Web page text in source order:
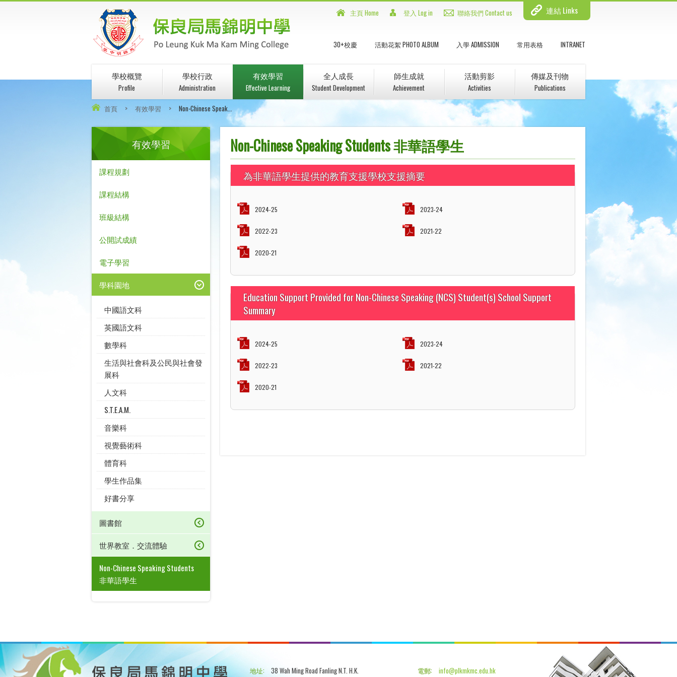
主頁 Home 登入 Log in 聯絡我們 Contact us 連結 Links
30+校慶 活動花絮 PHOTO ALBUM 入學 ADMISSION 常用表格 INTRANET
學校概覽
Profile
學校行政
Administration
有效學習
Effective Learning
全人成長
Student Development
師生成就
Achievement
活動剪影
Activities
傳媒及刊物
Publications
首頁 > 有效學習 > Non-Chinese Speak...
有效學習
課程規劃
課程結構
班級結構
公開試成績
電子學習
學科園地
中國語文科
英國語文科
數學科
生活與社會科及公民與社會發
展科
人文科
S.T.E.A.M.
音樂科
視覺藝術科
體育科
學生作品集
好書分享
圖書館
世界教室．交流體驗
Non-Chinese Speaking Students
非華語學生
Non-Chinese Speaking Students 非華語學生
為非華語學生提供的教育支援學校支援摘要
2024-25 2023-24
2022-23 2021-22
2020-21
Education Support Provided for Non-Chinese Speaking (NCS) Student(s) School Support
Summary
2024-25 2023-24
2022-23 2021-22
2020-21
地址: 38 Wah Ming Road Fanling N.T. H.K. 電郵: info@plkmkmc.edu.hk